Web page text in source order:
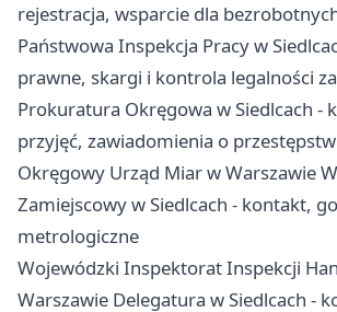
rejestracja, wsparcie dla
Państwowa Inspekcja Pracy w
prawne, skargi i kontrola legalności
Prokuratura Okręgowa w Siedlcach -
przyjęć, zawiadomienia o
Okręgowy Urząd Miar w Warszawie
Zamiejscowy w Siedlcach - kontakt,
metrologiczne
Wojewódzki Inspektorat Inspekcji
Warszawie Delegatura w Siedlcach -